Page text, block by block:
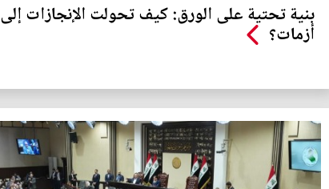
بنية تحتية على الورق: كيف تحولت الإنجازات إلى
أزمات؟